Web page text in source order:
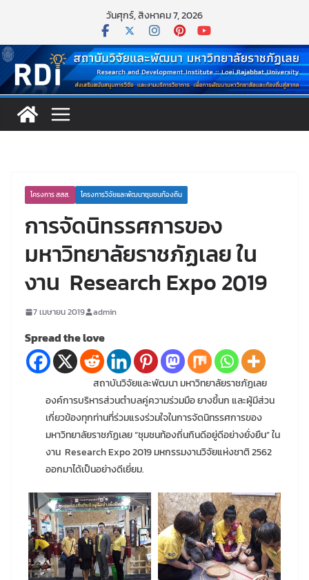
content
วันศุกร์, สิงหาคม 7, 2026
โครงการ สสส. โครงการวิจัยและพัฒนาชุมชนท้องถิ่น
การจัดนิทรรศการของ
มหาวิทยาลัยราชภัฏเลย ใน
งาน Research Expo 2019
7 เมษายน 2019 admin
Spread the love
สถาบันวิจัยและพัฒนา มหาวิทยาลัยราชภัฏเลย
องค์การบริหารส่วนตำบลคู่ความร่วมมือ ยางขี้นก และผู้มีส่วน
เกี่ยวข้องทุกท่านที่ร่วมแรงร่วมใจในการจัดนิทรรศการของ
มหาวิทยาลัยราชภัฏเลย “ชุมชนท้องถิ่นกินดีอยู่ดีอย่างยั่งยืน” ใน
งาน Research Expo 2019 มหกรรมงานวิจัยแห่งชาติ 2562
ออกมาได้เป็นอย่างดีเยี่ยม.